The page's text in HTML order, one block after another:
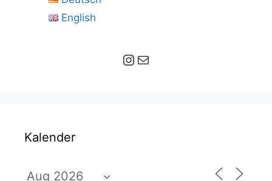
English
Instagram E-Mail
Kalender